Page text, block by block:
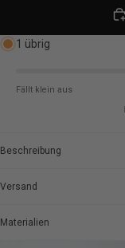
1 übrig
Fällt klein aus
Beschreibung
Versand
Materialien